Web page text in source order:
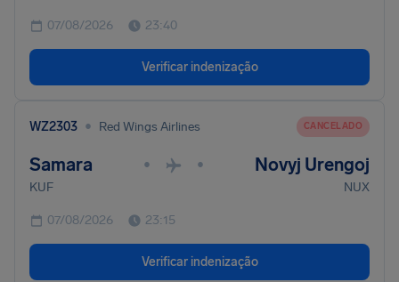
07/08/2026 23:40
Verificar indenização
WZ2303 • Red Wings Airlines CANCELADO
Samara • • Novyj Urengoj
KUF NUX
07/08/2026 23:15
Verificar indenização